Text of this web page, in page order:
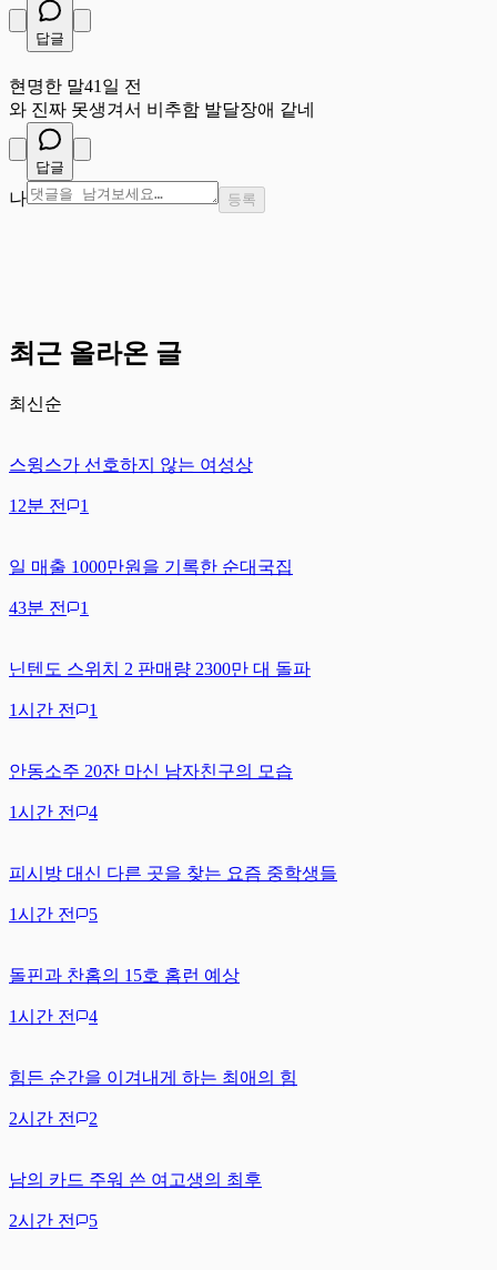
답글
현명한 말41일 전
와 진짜 못생겨서 비추함 발달장애 같네
답글
나 등록
최근 올라온 글
최신순
스윙스가 선호하지 않는 여성상
12분 전 1
일 매출 1000만원을 기록한 순대국집
43분 전 1
닌텐도 스위치 2 판매량 2300만 대 돌파
1시간 전 1
안동소주 20잔 마신 남자친구의 모습
1시간 전 4
피시방 대신 다른 곳을 찾는 요즘 중학생들
1시간 전 5
돌핀과 찬홈의 15호 홈런 예상
1시간 전 4
힘든 순간을 이겨내게 하는 최애의 힘
2시간 전 2
남의 카드 주워 쓴 여고생의 최후
2시간 전 5